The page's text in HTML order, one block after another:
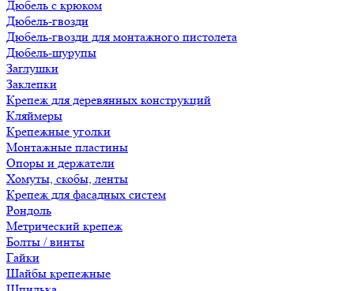
Дюбель с крюком
Дюбель-гвозди
Дюбель-гвозди для монтажного пистолета
Дюбель-шурупы
Заглушки
Заклепки
Крепеж для деревянных конструкций
Кляймеры
Крепежные уголки
Монтажные пластины
Опоры и держатели
Хомуты, скобы, ленты
Крепеж для фасадных систем
Рондоль
Метрический крепеж
Болты / винты
Гайки
Шайбы крепежные